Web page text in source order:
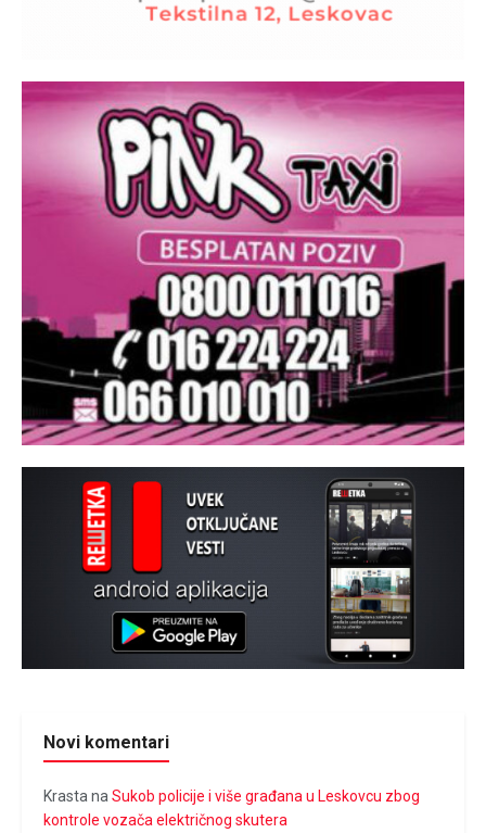
Novi komentari
Krasta na Sukob policije i više građana u Leskovcu zbog
kontrole vozača električnog skutera